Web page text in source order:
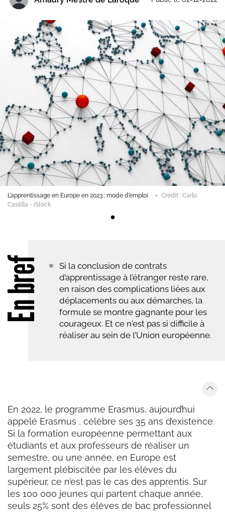
bref
Si la conclusion de contrats
d’apprentissage à l’étranger reste rare,
en raison des complications liées aux
déplacements ou aux démarches, la
formule se montre gagnante pour les
courageux. Et ce n'est pas si difficile à
réaliser au sein de l’Union européenne.
L’apprentissage en Europe en 2023 : mode d’emploi
Crédit : Carlo
Castilla - iStock
En 2022, le programme Erasmus, aujourd’hui
appelé Erasmus , célèbre ses 35 ans d’existence.
Si la formation européenne permettant aux
étudiants et aux professeurs de réaliser un
semestre, ou une année, en Europe est
largement plébiscitée par les élèves du
supérieur, ce n’est pas le cas des apprentis. Sur
les 100 000 jeunes qui partent chaque année,
seuls 25% sont des élèves de bac professionnel